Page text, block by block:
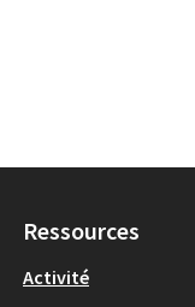
Ressources
Activité